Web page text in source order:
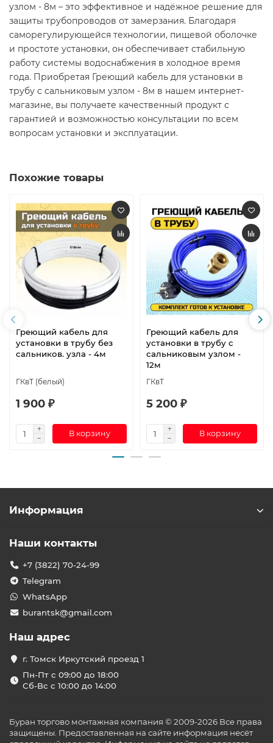
узлом - 8м – это эффективное и надёжное решение для
защиты трубопроводов от замерзания. Благодаря
саморегулирующейся технологии, пищевой оболочке
и простоте установки, он обеспечивает стабильную
работу системы водоснабжения в холодное время
года. Приобретая Греющий кабель для установки в
трубу с сальниковым узлом - 8м в нашем интернет-
магазине, вы получаете качественный продукт с
гарантией и возможностью консультации по всем
вопросам установки и эксплуатации.​
Похожие товары
Греющий кабель для
установки в трубу без
сальников. узла - 4м
ГКвТ (белый)
1 900 ₽
В корзину
Греющий кабель для
установки в трубу с
сальниковым узлом -
12м
ГКвТ
5 200 ₽
В корзину
Информация
Наши контакты
+7 (3822) 70-24-99
Telegram
WhatsApp
burantsk@gmail.com
Наш адрес
г. Томск Иркутский проезд 1
Пн-Пт с 09:00 до 18:00
Сб-Вс с 10:00 до 14:00
Буран торгово монтажная компания © 2009-2026 Все права
защищены. Предоставленная на сайте информация несёт